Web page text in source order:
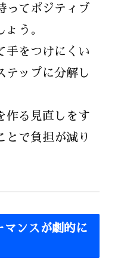
ってポジティブ
う。
手をつけにくい
テップに分解し
作る見直しをす
とで負担が減り
ンスが劇的に